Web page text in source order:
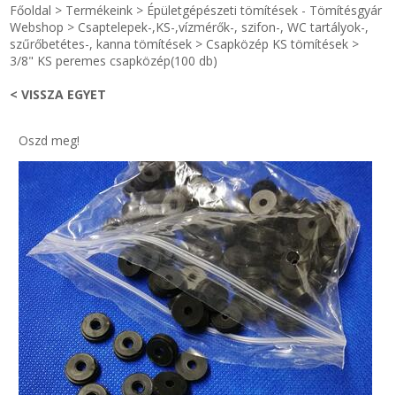
KULCSTARTÓ - KULCSKARIKA
HŰTŐMÁGNES KERET - FÓLIA
IPARI KARIMA TÖMÍTÉS
TÖMÍTŐ TÁBLA - SZIGETELŐ LEMEZ
GUMILEMEZ - FILC - HÓTOLÓ
TÖMÍTŐ ZSINÓR - RAGASZTÓ
SZEMÉLY GÉPJÁRMŰ TÖMÍTÉS
videók
Egyedi gyártás
Hírek
Kapcsolat
ÁSZF
Adatkezelés
Főoldal > Termékeink > Épületgépészeti tömítések - Tömítésgyár
Webshop > Csaptelepek-,KS-,vízmérők-, szifon-, WC tartályok-,
szűrőbetétes-, kanna tömítések > Csapközép KS tömítések >
3/8" KS peremes csapközép(100 db)
< VISSZA EGYET
Oszd meg!